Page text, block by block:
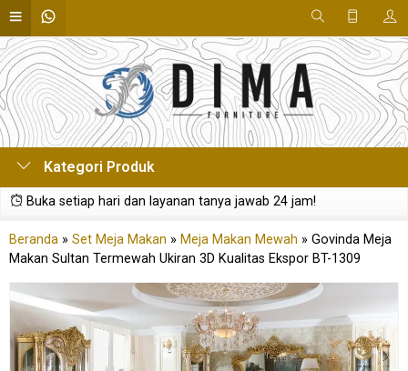
Kategori Produk
Buka setiap hari dan layanan tanya jawab 24 jam!
Beranda » Set Meja Makan » Meja Makan Mewah » Govinda Meja
Makan Sultan Termewah Ukiran 3D Kualitas Ekspor BT-1309